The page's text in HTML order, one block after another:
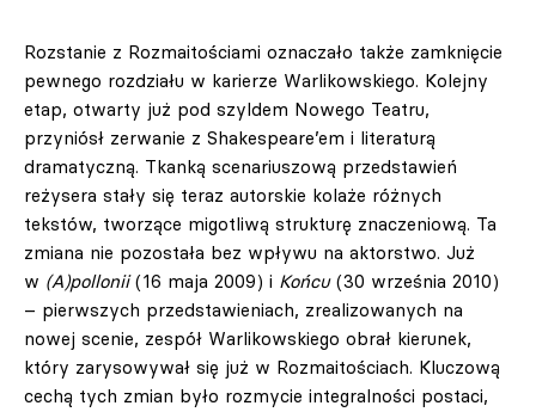
Rozstanie z Rozmaitościami oznaczało także zamknięcie
pewnego rozdziału w karierze Warlikowskiego. Kolejny
etap, otwarty już pod szyldem Nowego Teatru,
przyniósł zerwanie z Shakespeare’em i literaturą
dramatyczną. Tkanką scenariuszową przedstawień
reżysera stały się teraz autorskie kolaże różnych
tekstów, tworzące migotliwą strukturę znaczeniową. Ta
zmiana nie pozostała bez wpływu na aktorstwo. Już
w (A)pollonii(16 maja 2009) i Końcu(30 września 2010)
– pierwszych przedstawieniach, zrealizowanych na
nowej scenie, zespół Warlikowskiego obrał kierunek,
który zarysowywał się już w Rozmaitościach. Kluczową
cechą tych zmian było rozmycie integralności postaci,